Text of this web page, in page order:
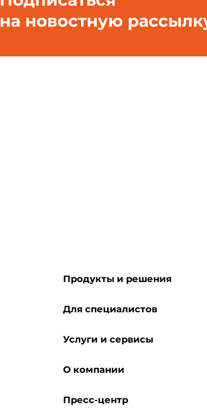
на новостную
Продукты и решения
Для специалистов
Услуги и сервисы
О компании
Пресс-центр